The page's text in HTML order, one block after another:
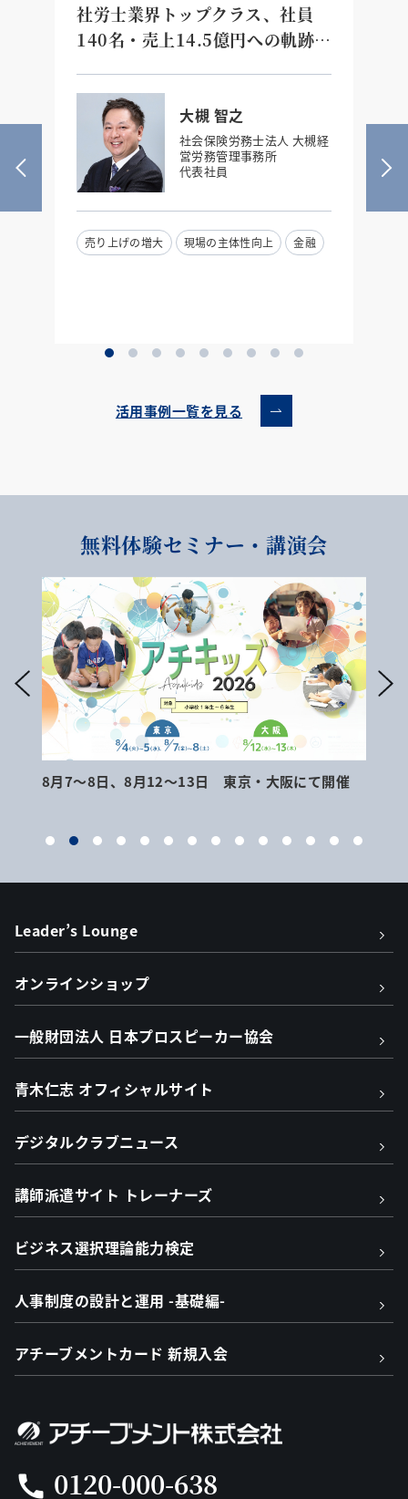
社労士業界トップクラス、社員
140名・売上14.5億円への軌跡
目経営者の『真の目的の力』
大槻 智之
社会保険労務士法人 大槻経
営労務管理事務所
代表社員
売り上げの増大 現場の主体性向上 金融
活用事例一覧を見る
無料体験セミナー・講演会
8月7～8日、8月12～13日 東京・大阪にて開催
Leader’s Lounge
オンラインショップ
一般財団法人 日本プロスピーカー協会
青木仁志 オフィシャルサイト
デジタルクラブニュース
講師派遣サイト トレーナーズ
ビジネス選択理論能力検定
人事制度の設計と運用 -基礎編-
アチーブメントカード 新規入会
call 0120-000-638